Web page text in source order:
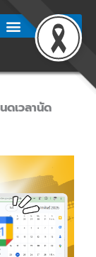
เวลานัด